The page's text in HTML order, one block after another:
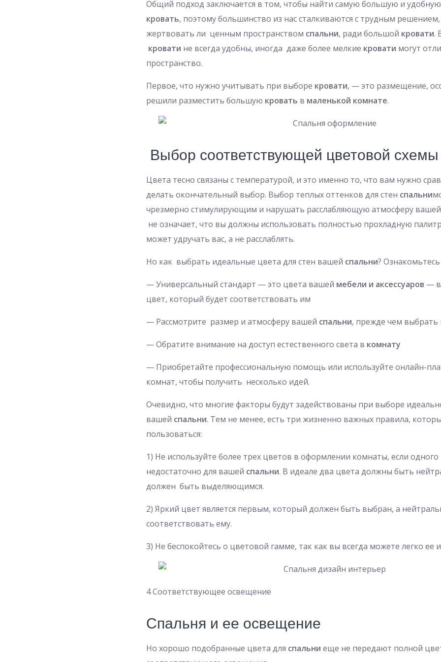
Общий подход заключается в том, чтобы найти самую большую и
кровать, поэтому большинство из нас сталкиваются с трудным
жертвовать ли ценным пространством спальни, ради большой кровати.
кровати не всегда удобны, иногда даже более мелкие кровати могут
пространство.
Первое, что нужно учитывать при выборе кровати, — это размещение,
решили разместить большую кровать в маленькой комнате.
Выбор соответствующей цветовой схемы
Цвета тесно связаны с температурой, и это именно то, что вам нужно
делать окончательный выбор. Выбор теплых оттенков для стен спальни
чрезмерно стимулирующим и нарушать расслабляющую атмосферу
не означает, что вы должны использовать полностью прохладную
может удручать вас, а не расслаблять.
Но как выбрать идеальные цвета для стен вашей спальни?
— Универсальный стандарт — это цвета вашей мебели и аксессуаров —
цвет, который будет соответствовать им
— Рассмотрите размер и атмосферу вашей спальни, прежде чем выбрать
— Обратите внимание на доступ естественного света в комнату
— Приобретайте профессиональную помощь или используйте онлайн-
комнат, чтобы получить несколько идей.
Очевидно, что многие факторы будут задействованы при выборе
вашей спальни. Тем не менее, есть три жизненно важных правила,
пользоваться:
1) Не используйте более трех цветов в оформлении комнаты, если
недостаточно для вашей спальни. В идеале два цвета должны быть
должен быть выделяющимся.
2) Яркий цвет является первым, который должен быть выбран, а
соответствовать ему.
3) Не беспокойтесь о цветовой гамме, так как вы всегда можете легко ее
4 Соответствующее освещение
Спальня и ее освещение
Но хорошо подобранные цвета для спальни еще не передают полной